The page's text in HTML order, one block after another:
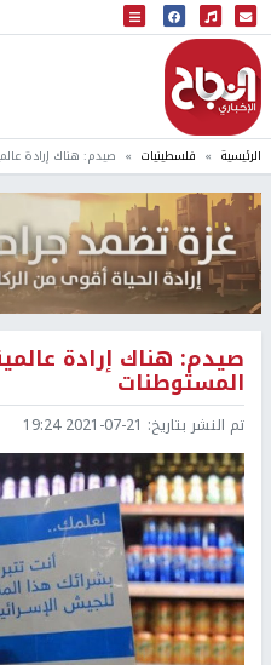
البث المباشر
إذاعة النجاح
الرئيسية فلسطينيات صيدم: هناك إرادة
صيدم: هناك إرادة
المستوطنات
تم النشر بتاريخ: 2021-07-21 19:24